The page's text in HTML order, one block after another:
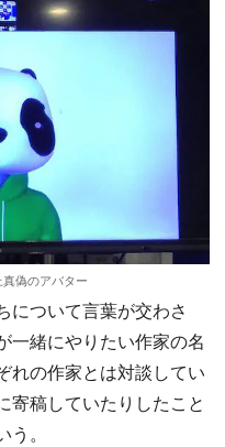
偽のアバター
ついて言葉が交わさ
一緒にやりたい作家の名
れの作家とは対談してい
寄稿していたりしたこと
。